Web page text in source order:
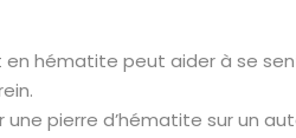
en hématite peut aider à se
une pierre d’hématite sur un